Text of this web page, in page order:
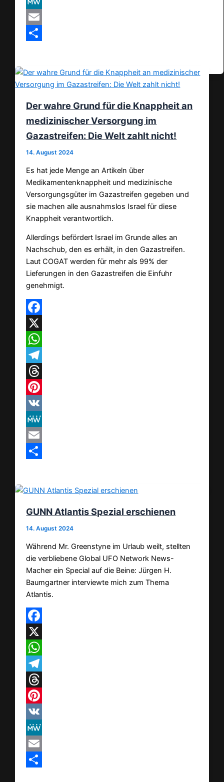
MeWe
Email
Der wahre Grund für die Knappheit an
medizinischer Versorgung im
Gazastreifen: Die Welt zahlt nicht!
14. August 2024
Es hat jede Menge an Artikeln über
Medikamentenknappheit und medizinische
Versorgungsgüter im Gazastreifen gegeben und
sie machen alle ausnahmslos Israel für diese
Knappheit verantwortlich.
Allerdings befördert Israel im Grunde alles an
Nachschub, den es erhält, in den Gazastreifen.
Laut COGAT werden für mehr als 99% der
Lieferungen in den Gazastreifen die Einfuhr
genehmigt.
Facebook
X
WhatsApp
Telegram
Threads
Pinterest
VK
MeWe
Email
GUNN Atlantis Spezial erschienen
14. August 2024
Während Mr. Greenstyne im Urlaub weilt, stellten
die verbliebene Global UFO Network News-
Macher ein Special auf die Beine: Jürgen H.
Baumgartner interviewte mich zum Thema
Atlantis.
Facebook
X
WhatsApp
Telegram
Threads
Pinterest
VK
MeWe
Email